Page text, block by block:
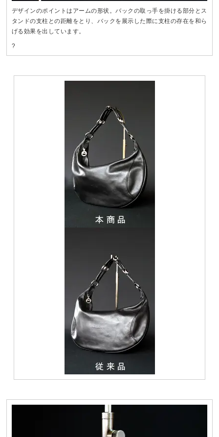
デザインのポイントはアームの形状。バックの取っ手を掛ける部分とス
タンドの支柱との距離をとり、バックを展示した際に支柱の存在を和ら
げる効果を出しています。
?